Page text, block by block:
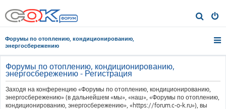
о
Форумы по отоплению, кондиционированию,
энергосбережению
Форумы по отоплению, кондиционированию,
энергосбережению - Регистрация
Заходя на конференцию «Форумы по отоплению, кондиционированию,
энергосбережению» (в дальнейшем «мы», «наш», «Форумы по отоплению,
кондиционированию, энергосбережению», «https://forum.c-o-k.ru»), вы